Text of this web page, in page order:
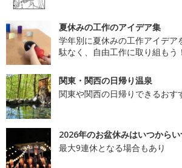
夏休みの工作のアイデア集
学年別に夏休みの工作アイデア
駄なく、自由工作に取り組もう！
関東・関西の日帰り温泉
関東や関西の日帰りできるおす
2026年のお盆休みはいつからい
最大9連休となる場合もあり